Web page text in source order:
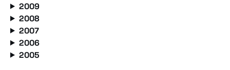
2009
2008
2007
2006
2005